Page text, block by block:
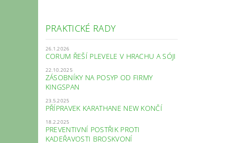
PRAKTICKÉ RADY
26.1.2026
CORUM ŘEŠÍ PLEVELE V HRACHU A SÓJI
22.10.2025
ZÁSOBNÍKY NA POSYP OD FIRMY
KINGSPAN
23.5.2025
PŘÍPRAVEK KARATHANE NEW KONČÍ
18.2.2025
PREVENTIVNÍ POSTŘIK PROTI
KADEŘAVOSTI BROSKVONÍ